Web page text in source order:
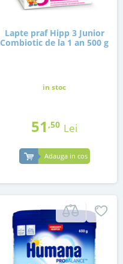
Lapte praf Hipp 3 Junior
Combiotic de la 1 an 500 g
in stoc
51 ,50 Lei
Adauga in cos